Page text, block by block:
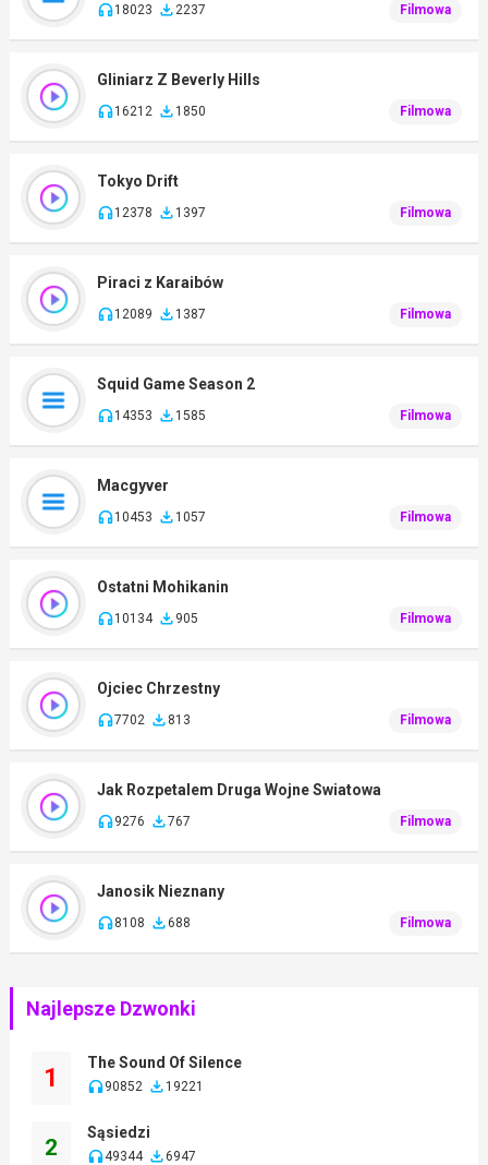
18023 2237 Filmowa
Gliniarz Z Beverly Hills
16212 1850 Filmowa
Tokyo Drift
12378 1397 Filmowa
Piraci z Karaibów
12089 1387 Filmowa
Squid Game Season 2
14353 1585 Filmowa
Macgyver
10453 1057 Filmowa
Ostatni Mohikanin
10134 905 Filmowa
Ojciec Chrzestny
7702 813 Filmowa
Jak Rozpetalem Druga Wojne Swiatowa
9276 767 Filmowa
Janosik Nieznany
8108 688 Filmowa
Najlepsze Dzwonki
1
The Sound Of Silence
90852 19221
2
Sąsiedzi
49344 6947